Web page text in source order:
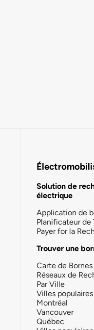
Solution de
électrique
Application de
Planificateur de
Payer for la
Trouver une
Carte de
Réseaux de
Par Ville
Villes
Montréal
Vancouver
Québec